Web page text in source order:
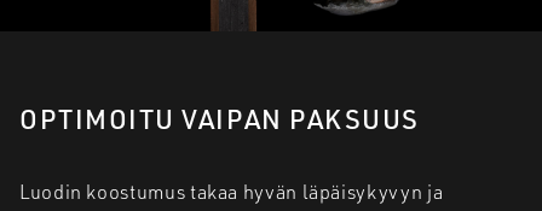
OPTIMOITU VAIPAN PAKSUUS
Luodin koostumus takaa hyvän läpäisykyvyn ja